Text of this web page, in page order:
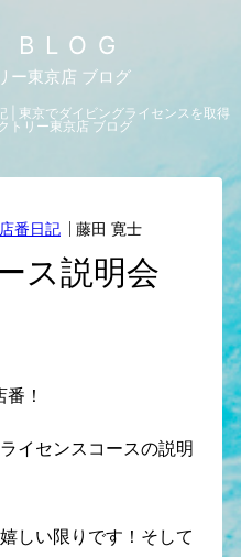
BLOG
ー東京店 ブログ
| 東京でダイビングライセンスを取得
トリー東京店 ブログ
番日記 藤田 寛士
ス説明会
！
イセンスコースの説明
しい限りです！そして